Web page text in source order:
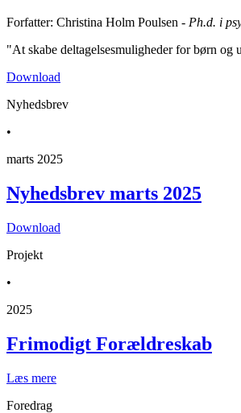
Forfatter: Christina Holm Poulsen - Ph.d. i
"At skabe deltagelsesmuligheder for børn
Download
Nyhedsbrev
•
marts 2025
Nyhedsbrev marts 2025
Download
Projekt
•
2025
Frimodigt Forældreskab
Læs mere
Foredrag